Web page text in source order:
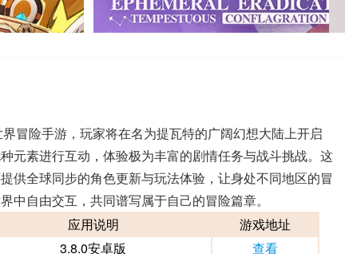
冒险手游，玩家将在名为提瓦特的广阔幻想大陆上开启
元素进行互动，体验极为丰富的剧情任务与战斗挑战。这
供全球同步的角色更新与玩法体验，让身处不同地区的冒
中自由交互，共同谱写属于自己的冒险篇章。
应用说明
游戏地址
3.8.0安卓版
查看